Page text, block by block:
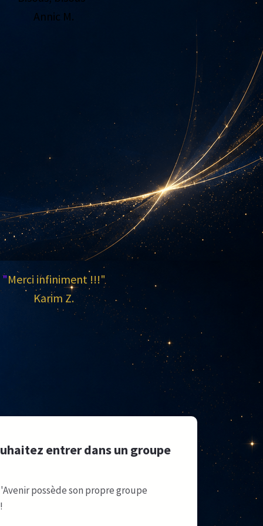
Annic M.
"Merci infiniment !!!"
Karim Z.
entrer dans un groupe
possède son propre groupe